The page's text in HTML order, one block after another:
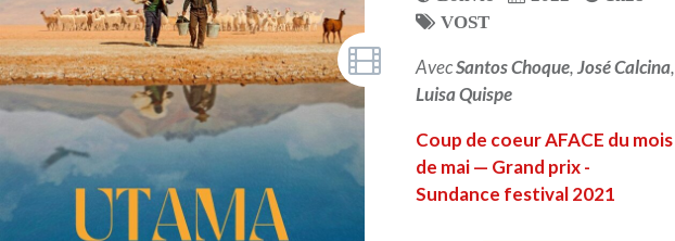
VOST
AvecSantos Choque,José Calcina,
Luisa Quispe
Coup de coeur AFACE du mois
de mai — Grand prix -
Sundance festival 2021